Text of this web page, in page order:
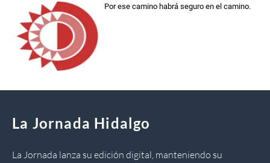
Por ese camino habrá seguro en el camino.
La Jornada Hidalgo
La Jornada lanza su edición digital, manteniendo su